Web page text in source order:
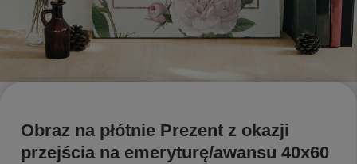
Obraz na płótnie Prezent z okazji
przejścia na emeryturę/awansu 40x60